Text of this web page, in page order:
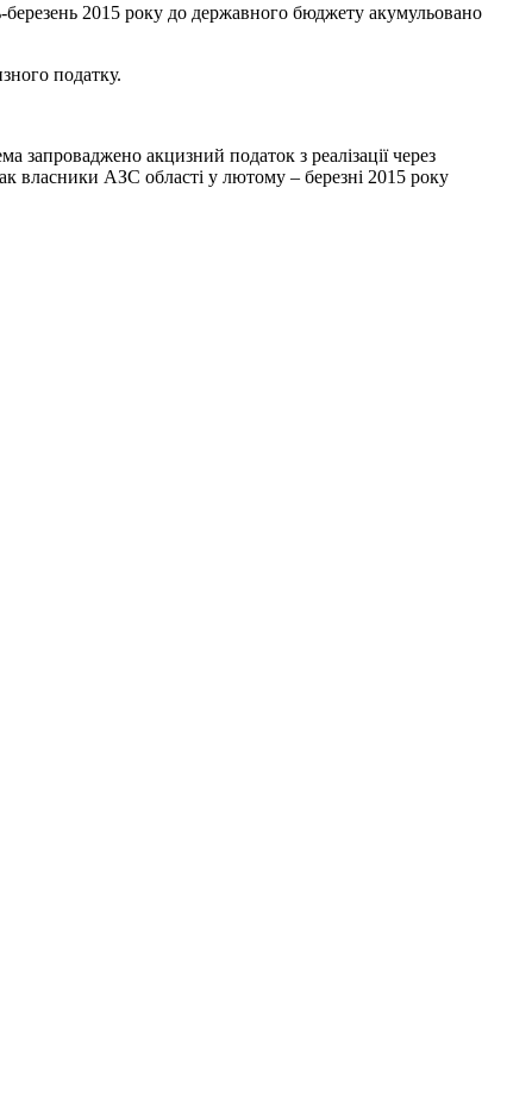
2015 року до державного бюджету акумульовано
податку.
акцизний податок з реалізації через
власники АЗС області у лютому – березні 2015 року